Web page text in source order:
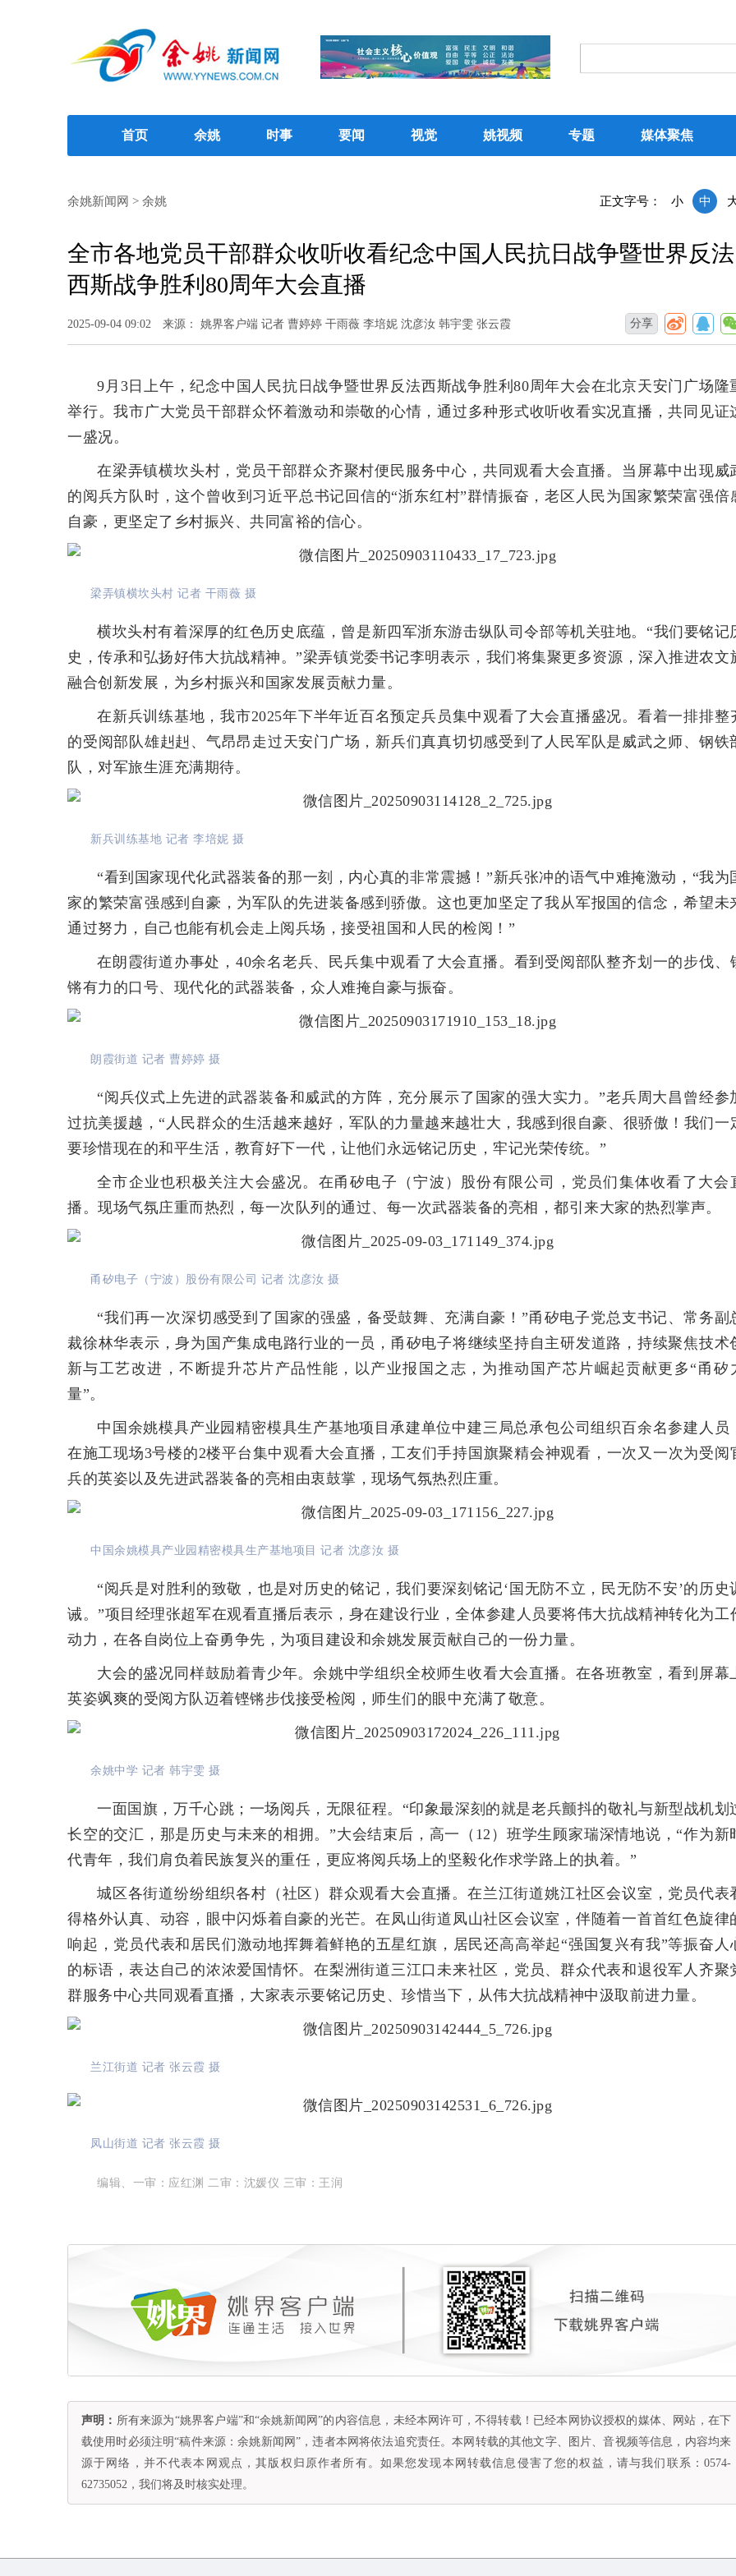
首页 余姚 时事 要闻 视觉 姚视频 专题 媒体聚焦
正文字号： 小 中
余姚新闻网 > 余姚
全市各地党员干部群众收听收看纪念中国人民抗日战争暨世界反法
西斯战争胜利80周年大会直播
2025-09-04 09:02 来源： 姚界客户端 记者 曹婷婷 干雨薇 李培妮 沈彦汝 韩宇雯 张云霞 分享
9月3日上午，纪念中国人民抗日战争暨世界反法西斯战争胜利80周年大会在北京天安门广场隆
举行。我市广大党员干部群众怀着激动和崇敬的心情，通过多种形式收听收看实况直播，共同见证
一盛况。
在梁弄镇横坎头村，党员干部群众齐聚村便民服务中心，共同观看大会直播。当屏幕中出现威
的阅兵方队时，这个曾收到习近平总书记回信的“浙东红村”群情振奋，老区人民为国家繁荣富强倍
自豪，更坚定了乡村振兴、共同富裕的信心。
梁弄镇横坎头村 记者 干雨薇 摄
横坎头村有着深厚的红色历史底蕴，曾是新四军浙东游击纵队司令部等机关驻地。“我们要铭记
史，传承和弘扬好伟大抗战精神。”梁弄镇党委书记李明表示，我们将集聚更多资源，深入推进农文
融合创新发展，为乡村振兴和国家发展贡献力量。
在新兵训练基地，我市2025年下半年近百名预定兵员集中观看了大会直播盛况。看着一排排整
的受阅部队雄赳赳、气昂昂走过天安门广场，新兵们真真切切感受到了人民军队是威武之师、钢铁
队，对军旅生涯充满期待。
新兵训练基地 记者 李培妮 摄
“看到国家现代化武器装备的那一刻，内心真的非常震撼！”新兵张冲的语气中难掩激动，“我为
家的繁荣富强感到自豪，为军队的先进装备感到骄傲。这也更加坚定了我从军报国的信念，希望未
通过努力，自己也能有机会走上阅兵场，接受祖国和人民的检阅！”
在朗霞街道办事处，40余名老兵、民兵集中观看了大会直播。看到受阅部队整齐划一的步伐、
锵有力的口号、现代化的武器装备，众人难掩自豪与振奋。
朗霞街道 记者 曹婷婷 摄
“阅兵仪式上先进的武器装备和威武的方阵，充分展示了国家的强大实力。”老兵周大昌曾经参
过抗美援越，“人民群众的生活越来越好，军队的力量越来越壮大，我感到很自豪、很骄傲！我们一
要珍惜现在的和平生活，教育好下一代，让他们永远铭记历史，牢记光荣传统。”
全市企业也积极关注大会盛况。在甬矽电子（宁波）股份有限公司，党员们集体收看了大会
播。现场气氛庄重而热烈，每一次队列的通过、每一次武器装备的亮相，都引来大家的热烈掌声。
甬矽电子（宁波）股份有限公司 记者 沈彦汝 摄
“我们再一次深切感受到了国家的强盛，备受鼓舞、充满自豪！”甬矽电子党总支书记、常务副
裁徐林华表示，身为国产集成电路行业的一员，甬矽电子将继续坚持自主研发道路，持续聚焦技术
新与工艺改进，不断提升芯片产品性能，以产业报国之志，为推动国产芯片崛起贡献更多“甬矽
量”。
中国余姚模具产业园精密模具生产基地项目承建单位中建三局总承包公司组织百余名参建人员
在施工现场3号楼的2楼平台集中观看大会直播，工友们手持国旗聚精会神观看，一次又一次为受阅
兵的英姿以及先进武器装备的亮相由衷鼓掌，现场气氛热烈庄重。
中国余姚模具产业园精密模具生产基地项目 记者 沈彦汝 摄
“阅兵是对胜利的致敬，也是对历史的铭记，我们要深刻铭记‘国无防不立，民无防不安’的历史
诫。”项目经理张超军在观看直播后表示，身在建设行业，全体参建人员要将伟大抗战精神转化为工
动力，在各自岗位上奋勇争先，为项目建设和余姚发展贡献自己的一份力量。
大会的盛况同样鼓励着青少年。余姚中学组织全校师生收看大会直播。在各班教室，看到屏幕
英姿飒爽的受阅方队迈着铿锵步伐接受检阅，师生们的眼中充满了敬意。
余姚中学 记者 韩宇雯 摄
一面国旗，万千心跳；一场阅兵，无限征程。“印象最深刻的就是老兵颤抖的敬礼与新型战机划
长空的交汇，那是历史与未来的相拥。”大会结束后，高一（12）班学生顾家瑞深情地说，“作为新
代青年，我们肩负着民族复兴的重任，更应将阅兵场上的坚毅化作求学路上的执着。”
城区各街道纷纷组织各村（社区）群众观看大会直播。在兰江街道姚江社区会议室，党员代表
得格外认真、动容，眼中闪烁着自豪的光芒。在凤山街道凤山社区会议室，伴随着一首首红色旋律
响起，党员代表和居民们激动地挥舞着鲜艳的五星红旗，居民还高高举起“强国复兴有我”等振奋人
的标语，表达自己的浓浓爱国情怀。在梨洲街道三江口未来社区，党员、群众代表和退役军人齐聚
群服务中心共同观看直播，大家表示要铭记历史、珍惜当下，从伟大抗战精神中汲取前进力量。
兰江街道 记者 张云霞 摄
凤山街道 记者 张云霞 摄
编辑、一审：应红渊 二审：沈媛仪 三审：王润
声明： 所有来源为“姚界客户端”和“余姚新闻网”的内容信息，未经本网许可，不得转载！已经本网协议授权的媒体、网站，在下
载使用时必须注明“稿件来源：余姚新闻网”，违者本网将依法追究责任。本网转载的其他文字、图片、音视频等信息，内容均来
源于网络，并不代表本网观点，其版权归原作者所有。如果您发现本网转载信息侵害了您的权益，请与我们联系：0574-
62735052，我们将及时核实处理。